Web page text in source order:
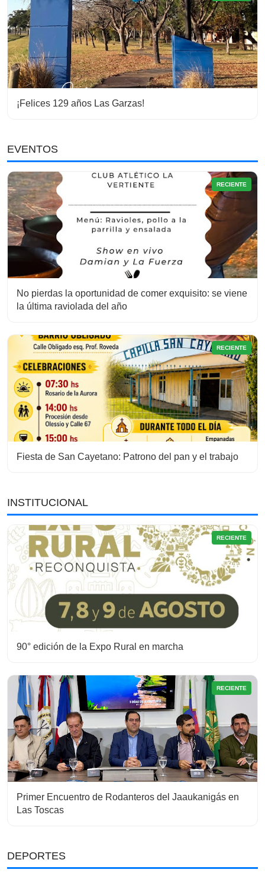
¡Felices 129 años Las Garzas!
EVENTOS
RECIENTE
No pierdas la oportunidad de comer exquisito: se viene
la última raviolada del año
RECIENTE
Fiesta de San Cayetano: Patrono del pan y el trabajo
INSTITUCIONAL
RECIENTE
90° edición de la Expo Rural en marcha
RECIENTE
Primer Encuentro de Rodanteros del Jaaukanigás en
Las Toscas
DEPORTES